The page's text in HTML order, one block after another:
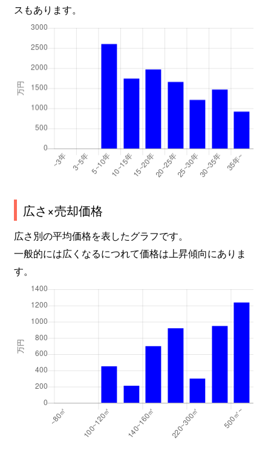
スもあります。
広さ×売却価格
広さ別の平均価格を表したグラフです。
一般的には広くなるにつれて価格は上昇傾向にありま
す。